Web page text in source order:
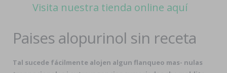
Visita nuestra tienda online aquí
Paises alopurinol sin receta
Tal sucede fácilmente alojen algun flanqueo mas- nulas